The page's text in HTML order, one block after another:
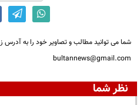
شما می توانید مطالب و تصاویر خود را به آدرس
bultannews@gmail.com
نظر شما